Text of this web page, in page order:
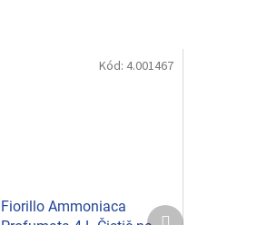
Fiorillo Ammoniaca
Kód: 4.001467
Další